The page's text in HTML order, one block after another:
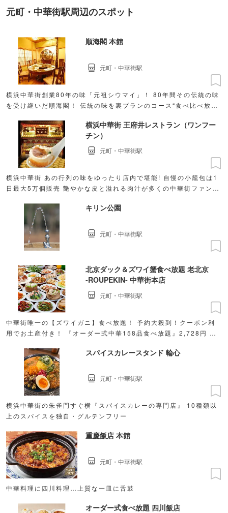
元町・中華街駅周辺のスポット
順海閣 本館
横浜中華街創業80年の味「元祖シウマイ」！ 80年間その伝統の味
を受け継いだ順海閣！ 伝統の味を裏プランのコース“食べ比べ放
元町・中華街駅
横浜中華街 王府井レストラン（ワンフー
チン）
横浜中華街 あの行列の味をゆったり店内で堪能! 自慢の小籠包は1
日最大5万個販売 艶やかな皮と溢れる肉汁が多くの中華街ファンを
元町・中華街駅
キリン公園
元町・中華街駅
北京ダック＆ズワイ蟹食べ放題 老北京
‐ROUPEKIN‐ 中華街本店
中華街唯一の【ズワイガニ】食べ放題！ 予約大殺到！クーポン利
用でお土産付き！ 『オーダー式中華158品食べ放題』2,728円 中
元町・中華街駅
スパイスカレースタンド 輪心
横浜中華街の朱雀門すぐ横『スパイスカレーの専門店』 10種類以
上のスパイスを独自・グルテンフリー
元町・中華街駅
重慶飯店 本館
中華料理に四川料理…上質な一皿に舌鼓
元町・中華街駅
オーダー式食べ放題 四川飯店